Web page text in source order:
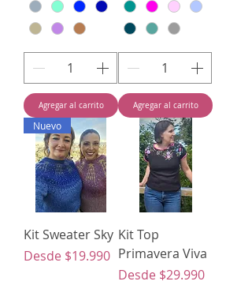
Agregar al carrito Agregar al carrito
Nuevo
Kit Sweater Sky
Desde $19.990
Precio de oferta
Kit Top
Primavera Viva
Desde $29.990
Precio de oferta